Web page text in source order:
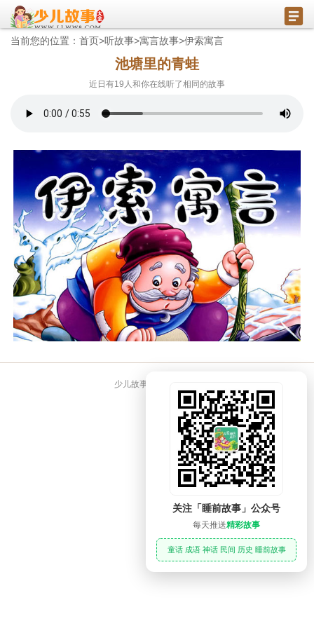
当前您的位置： 首页>听故事>寓言故事>伊索寓言
池塘里的青蛙
近日有19 人和你在线听了相同的故事
少儿故事大全 睡前故事
关注「睡前故事」公众号
每天推送精彩故事
童话 成语 神话 民间 历史 睡前故事